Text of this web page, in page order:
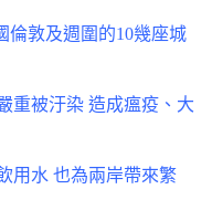
倫敦及週圍的10幾座城
重被汙染 造成瘟疫、大
用水 也為兩岸帶來繁